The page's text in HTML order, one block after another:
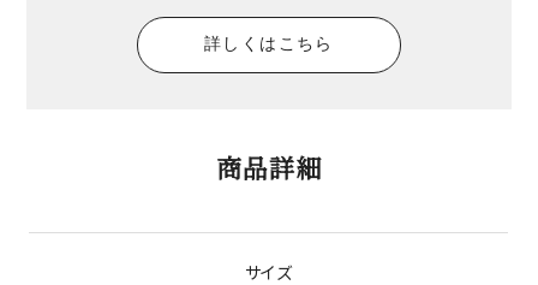
詳しくはこちら
商品詳細
サイズ